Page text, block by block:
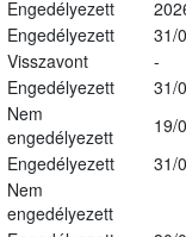
Engedélyezett
Engedélyezett
31/
Visszavont
-
Engedélyezett
31/
Nem
engedélyezett
19/
Engedélyezett
31/
Nem
engedélyezett